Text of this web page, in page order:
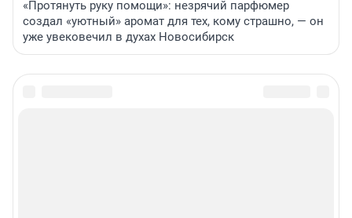
«Протянуть руку помощи»: незрячий парфюмер
создал «уютный» аромат для тех, кому страшно, — он
уже увековечил в духах Новосибирск